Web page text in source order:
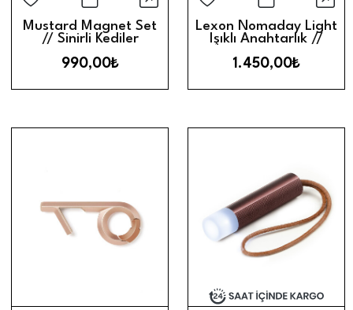
Sepete Ekle
Hızlı Görünüm
Mustard Magnet Set
// Sinirli Kediler
990,00₺
Sepete
Lexon Nomaday Light
Işıklı Anahtarlık //
1.450,00₺